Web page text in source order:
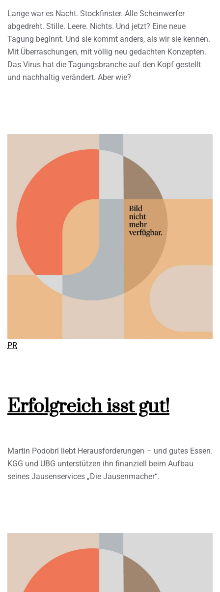
Lange war es Nacht. Stockfinster. Alle Scheinwerfer
abgedreht. Stille. Leere. Nichts. Und jetzt? Eine neue
Tagung beginnt. Und sie kommt anders, als wir sie kennen.
Mit Überraschungen, mit völlig neu gedachten Konzepten.
Das Virus hat die Tagungsbranche auf den Kopf gestellt
und nachhaltig verändert. Aber wie?
PR
Erfolgreich isst gut!
Martin Podobri liebt Herausforderungen – und gutes Essen.
KGG und UBG unterstützen ihn finanziell beim Aufbau
seines Jausenservices „Die Jausenmacher“.